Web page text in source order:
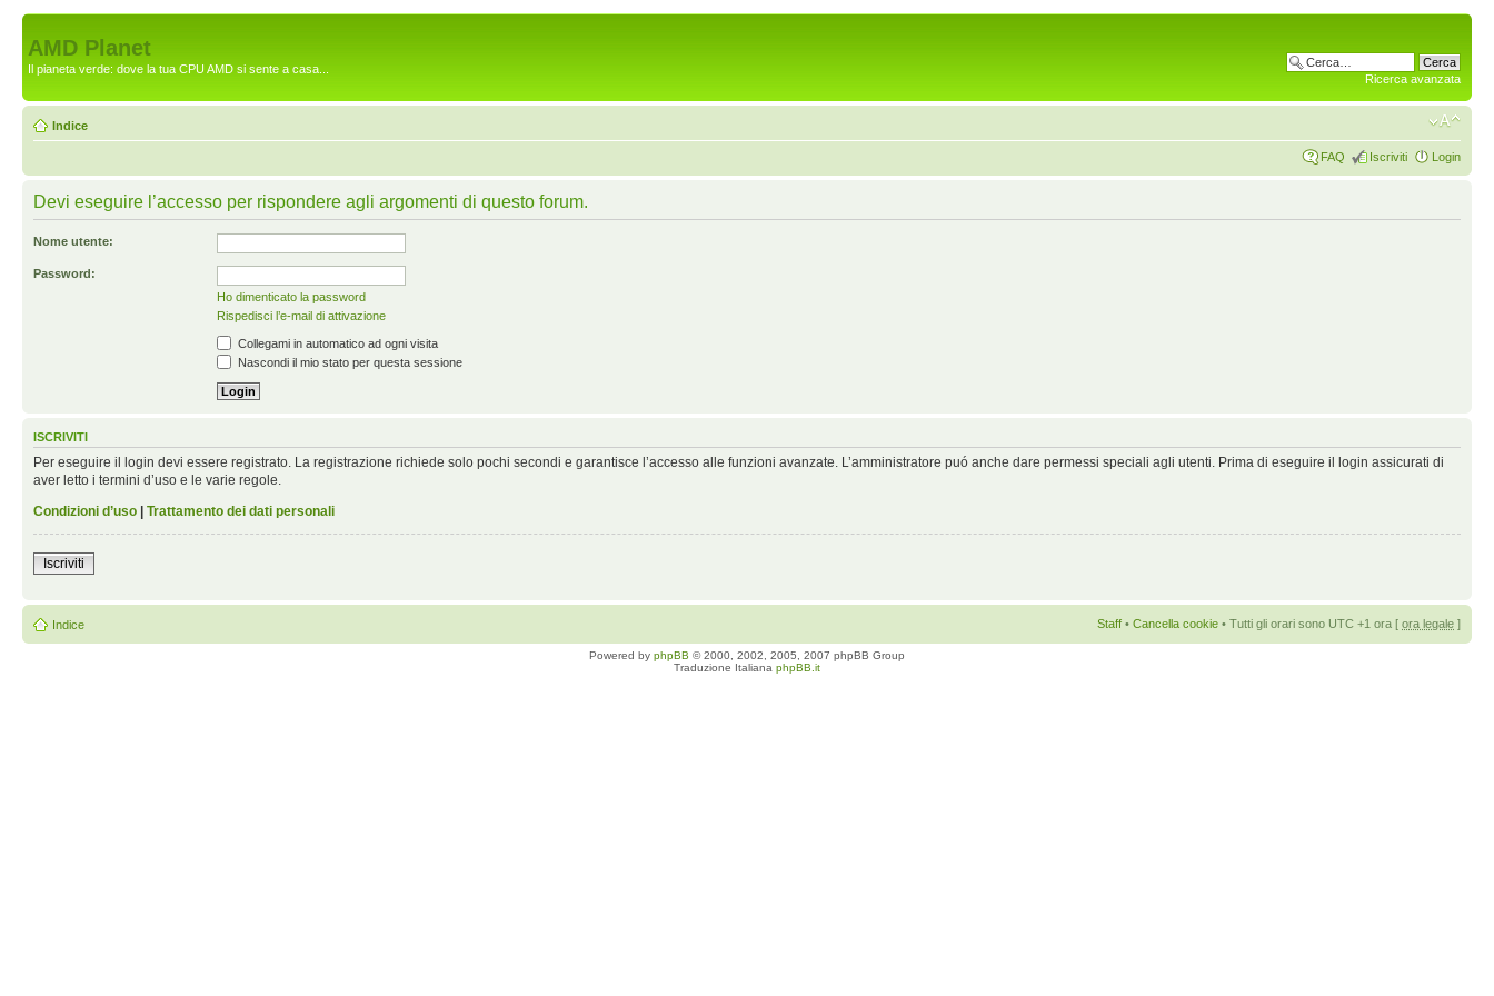
AMD Planet
Il pianeta verde: dove la tua CPU AMD si sente a casa...
Ricerca avanzata
Indice
FAQ Iscriviti Login
Devi eseguire l’accesso per rispondere agli argomenti di questo forum.
Nome utente:
Password:
Ho dimenticato la password
Rispedisci l’e-mail di attivazione
Collegami in automatico ad ogni visita
Nascondi il mio stato per questa sessione
ISCRIVITI
Per eseguire il login devi essere registrato. La registrazione richiede solo pochi secondi e garantisce l’accesso alle funzioni avanzate. L’amministratore puó anche dare permessi speciali agli utenti. Prima di eseguire il login assicurati di
aver letto i termini d’uso e le varie regole.
Condizioni d’uso
Trattamento dei dati personali
Iscriviti
Indice Staff • Cancella cookie • Tutti gli orari sono UTC +1 ora [ ora legale ]
Powered by phpBB © 2000, 2002, 2005, 2007 phpBB Group
Traduzione Italiana phpBB.it